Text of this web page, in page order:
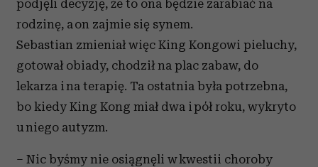
podjęli decyzję, że to ona będzie zarabiać na
rodzinę, a on zajmie się synem.
Sebastian zmieniał więc King Kongowi pieluchy,
gotował obiady, chodził na plac zabaw, do
lekarza i na terapię. Ta ostatnia była potrzebna,
bo kiedy King Kong miał dwa i pół roku, wykryto
u niego autyzm.
– Nic byśmy nie osiągnęli w kwestii choroby